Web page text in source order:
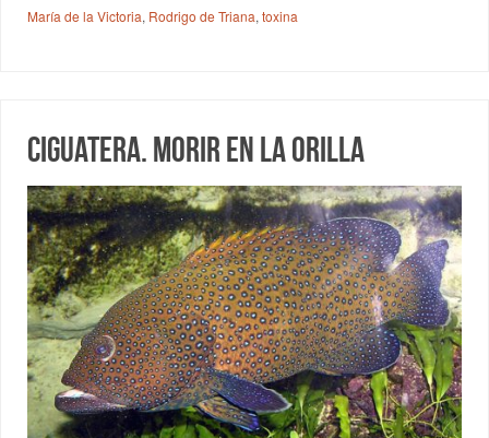
María de la Victoria, Rodrigo de Triana,toxina
Ciguatera. Morir en la orilla